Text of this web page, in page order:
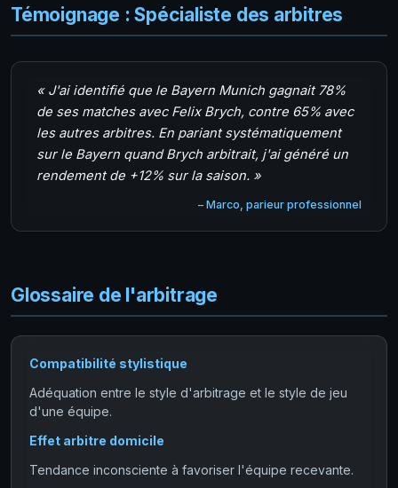
Témoignage : Spécialiste des arbitres
« J'ai identifié que le Bayern Munich gagnait 78%
de ses matches avec Felix Brych, contre 65% avec
les autres arbitres. En pariant systématiquement
sur le Bayern quand Brych arbitrait, j'ai généré un
rendement de +12% sur la saison. »
– Marco, parieur professionnel
Glossaire de l'arbitrage
Compatibilité stylistique
Adéquation entre le style d'arbitrage et le style de jeu
d'une équipe.
Effet arbitre domicile
Tendance inconsciente à favoriser l'équipe recevante.